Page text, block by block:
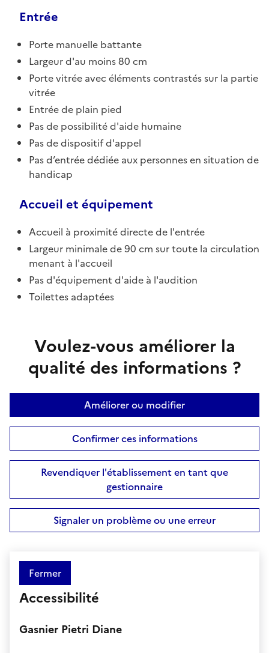
Entrée
Porte manuelle battante
Largeur d'au moins 80 cm
Porte vitrée avec éléments contrastés sur la partie
vitrée
Entrée de plain pied
Pas de possibilité d'aide humaine
Pas de dispositif d'appel
Pas d’entrée dédiée aux personnes en situation de
handicap
Accueil et équipement
Accueil à proximité directe de l'entrée
Largeur minimale de 90 cm sur toute la circulation
menant à l'accueil
Pas d'équipement d'aide à l'audition
Toilettes adaptées
Voulez-vous améliorer la
qualité des informations ?
Améliorer ou modifier
Confirmer ces informations
Revendiquer l'établissement en tant que
gestionnaire
Signaler un problème ou une erreur
Fermer
Accessibilité
Gasnier Pietri Diane